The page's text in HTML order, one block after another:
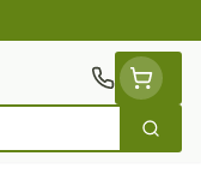
Zoek